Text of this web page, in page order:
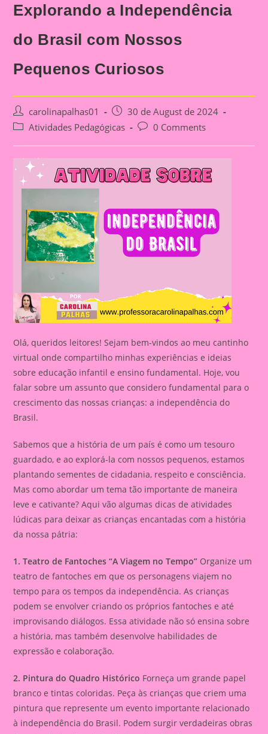
Explorando a Independência
do Brasil com Nossos
Pequenos Curiosos
Post
author:
carolinapalhas01
Post
published:
30 de August de 2024
PostAtividades Pedagógicas
Post0 Comments
Olá, queridos leitores! Sejam bem-vindos ao meu cantinho
virtual onde compartilho minhas experiências e ideias
sobre educação infantil e ensino fundamental. Hoje, vou
falar sobre um assunto que considero fundamental para o
crescimento das nossas crianças: a independência do
Brasil.
Sabemos que a história de um país é como um tesouro
guardado, e ao explorá-la com nossos pequenos, estamos
plantando sementes de cidadania, respeito e consciência.
Mas como abordar um tema tão importante de maneira
leve e cativante? Aqui vão algumas dicas de atividades
lúdicas para deixar as crianças encantadas com a história
da nossa pátria:
1. Teatro de Fantoches “A Viagem no Tempo” Organize um
teatro de fantoches em que os personagens viajem no
tempo para os tempos da independência. As crianças
podem se envolver criando os próprios fantoches e até
improvisando diálogos. Essa atividade não só ensina sobre
a história, mas também desenvolve habilidades de
expressão e colaboração.
2. Pintura do Quadro Histórico Forneça um grande papel
branco e tintas coloridas. Peça às crianças que criem uma
pintura que represente um evento importante relacionado
à independência do Brasil. Podem surgir verdadeiras obras